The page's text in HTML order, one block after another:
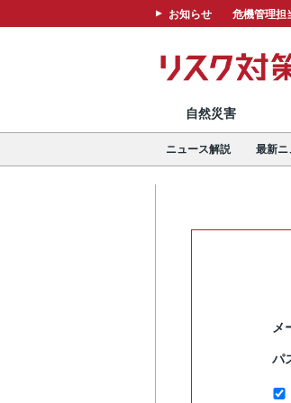
お知らせ 危機管理担
自然災害
ニュース解説 最新ニ
メ
パ